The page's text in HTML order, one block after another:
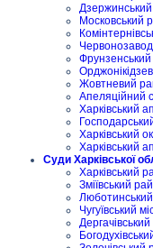
Московський
Жовтневий
Апеляційний
Харківський
Харківський
Харківський
Суди Харківської
Харківський
Зміївський
Люботинський
Чугуївський